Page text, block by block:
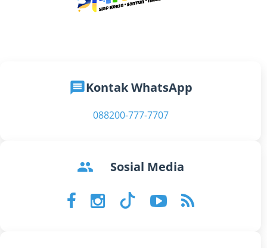
messageKontak WhatsApp
088200-777-7707
groups Sosial Media